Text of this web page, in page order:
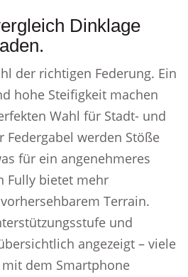
Dinklage
der richtigen Federung. Ein
hohe Steifigkeit machen
Wahl für Stadt- und
Federgabel werden Stöße
für ein angenehmeres
Fully bietet mehr
Terrain.
und
angezeigt – viele
dem Smartphone